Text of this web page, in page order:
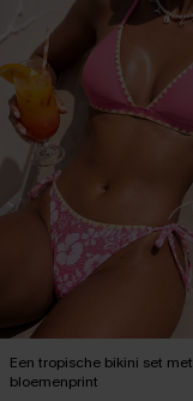
Een tropische bikini set met
bloemenprint